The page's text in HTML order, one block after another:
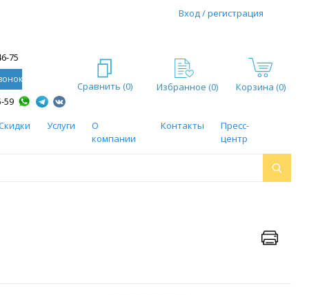
Вход / регистрация
75
59
Сравнить (0) Избранное (0) Корзина (0)
Услуги
О
компании
Контакты
Пресс-
центр